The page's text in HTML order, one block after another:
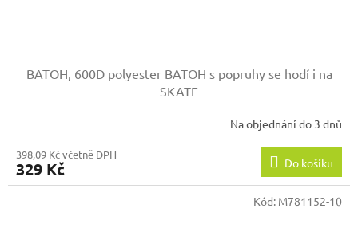
BATOH, 600D polyester BATOH s popruhy se hodí i na
SKATE
Na objednání do 3 dnů
398,09 Kč včetně DPH
329 Kč Do košíku
Kód: M781152-10